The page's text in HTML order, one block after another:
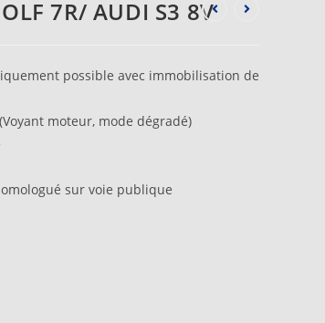
7R/ AUDI S3 8V
possible avec immobilisation de
moteur, mode dégradé)
sur voie publique